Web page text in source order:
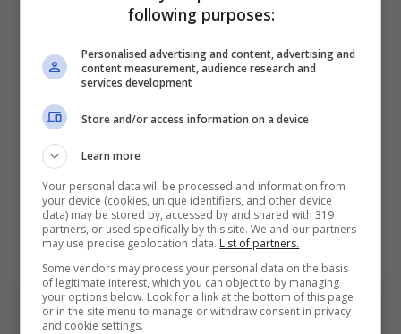
e nonostante la sua giovane età ha
Secondo il Corriere dello Sport, il Bologna
vorrebbe chiudere per lui per una cifra sotto i
10 milioni di euro.
Una valutazione non troppo diversa dalla
somma che il club potrebbe incassare da un
eventuale cessione di Erlic.
following purposes:
Personalised advertising and content, advertising and
content measurement, audience research and
services development
Store and/or access information on a device
Learn more
Your personal data will be processed and information from
your device (cookies, unique identifiers, and other device
data) may be stored by, accessed by and shared with 319
partners, or used specifically by this site. We and our partners
may use precise geolocation data. List of partners.
Some vendors may process your personal data on the basis
of legitimate interest, which you can object to by managing
your options below. Look for a link at the bottom of this page
or in the site menu to manage or withdraw consent in privacy
and cookie settings.